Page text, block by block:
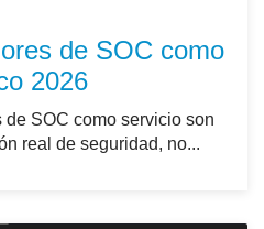
de SOC como
2026
de SOC como servicio son
real de seguridad, no...